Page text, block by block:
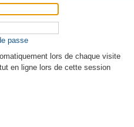
passe
lors de chaque visite
en ligne lors de cette session